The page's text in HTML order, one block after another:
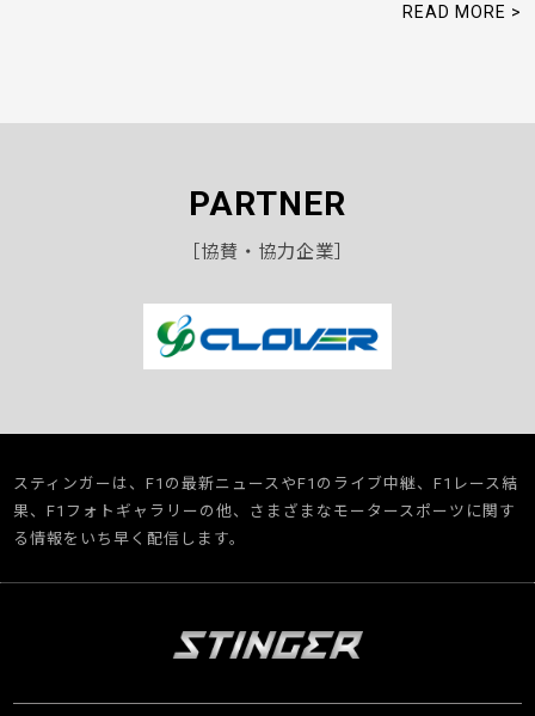
READ MORE >
PARTNER
［協賛・協力企業］
スティンガーは、F1の最新ニュースやF1のライブ中継、F1レース結
果、F1フォトギャラリーの他、さまざまなモータースポーツに関す
る情報をいち早く配信します。